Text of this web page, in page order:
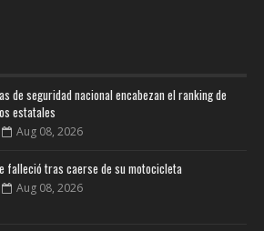
de seguridad nacional encabezan el ranking de
estatales
Aug 08, 2026
falleció tras caerse de su motocicleta
Aug 08, 2026